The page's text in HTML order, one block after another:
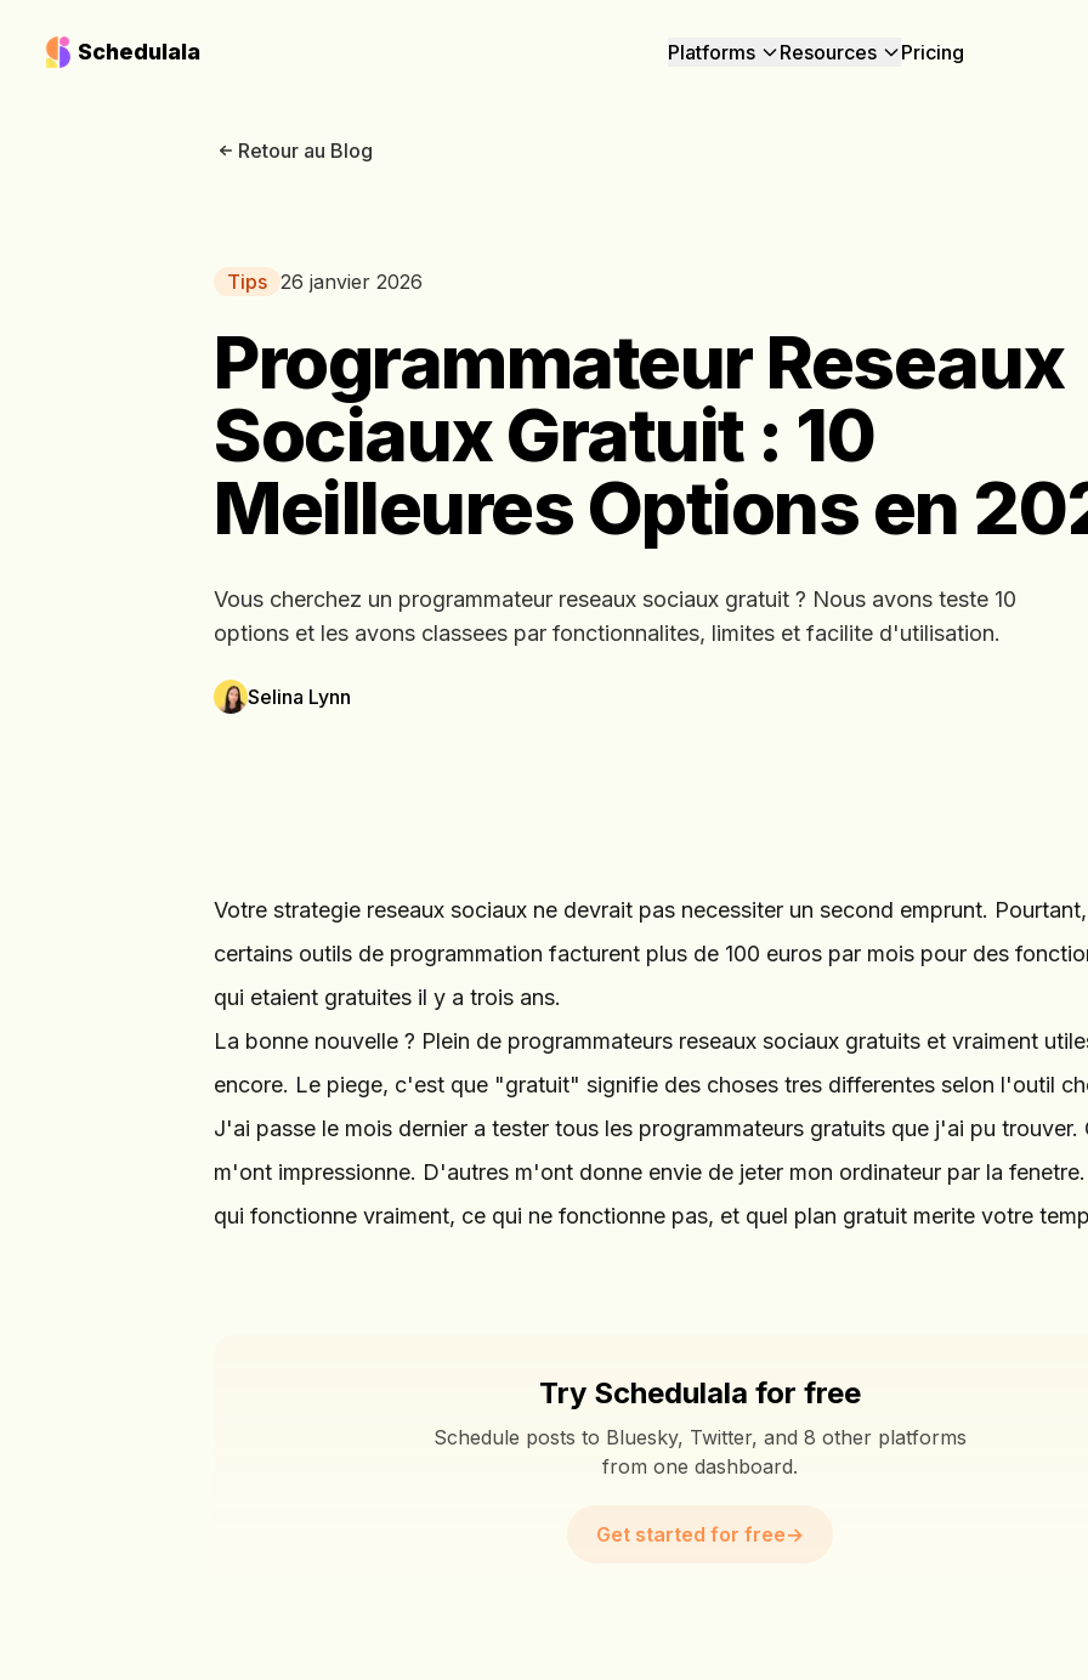
Schedulala Platforms Resources Pricing
Retour au Blog
Tips 26 janvier 2026
Programmateur Reseaux
Sociaux Gratuit : 10
Meilleures Options en
Vous cherchez un programmateur reseaux sociaux gratuit ? Nous avons teste 10
options et les avons classees par fonctionnalites, limites et facilite d'utilisation.
Selina Lynn
Votre strategie reseaux sociaux ne devrait pas necessiter un second emprunt.
certains outils de programmation facturent plus de 100 euros par mois pour des
qui etaient gratuites il y a trois ans.
La bonne nouvelle ? Plein de programmateurs reseaux sociaux gratuits et vraiment
encore. Le piege, c'est que "gratuit" signifie des choses tres differentes selon l'outil
J'ai passe le mois dernier a tester tous les programmateurs gratuits que j'ai pu trouver.
m'ont impressionne. D'autres m'ont donne envie de jeter mon ordinateur par la
qui fonctionne vraiment, ce qui ne fonctionne pas, et quel plan gratuit merite votre
Try Schedulala for free
Schedule posts to Bluesky, Twitter, and 8 other platforms
from one dashboard.
Get started for free→